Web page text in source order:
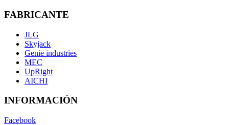
FABRICANTE
JLG
Skyjack
Genie industries
MEC
UpRight
AICHI
INFORMACIÓN
Facebook